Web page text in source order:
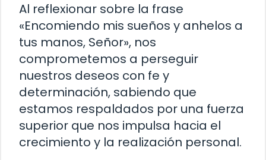
Al reflexionar sobre la frase
«Encomiendo mis sueños y anhelos a
tus manos, Señor», nos
comprometemos a perseguir
nuestros deseos con fe y
determinación, sabiendo que
estamos respaldados por una fuerza
superior que nos impulsa hacia el
crecimiento y la realización personal.